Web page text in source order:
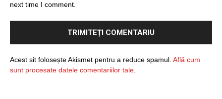
next time I comment.
Acest sit folosește Akismet pentru a reduce spamul. Află cum
sunt procesate datele comentariilor tale